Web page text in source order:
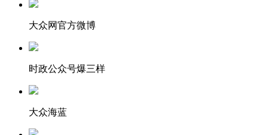
大众网官方微博
时政公众号爆三样
大众海蓝